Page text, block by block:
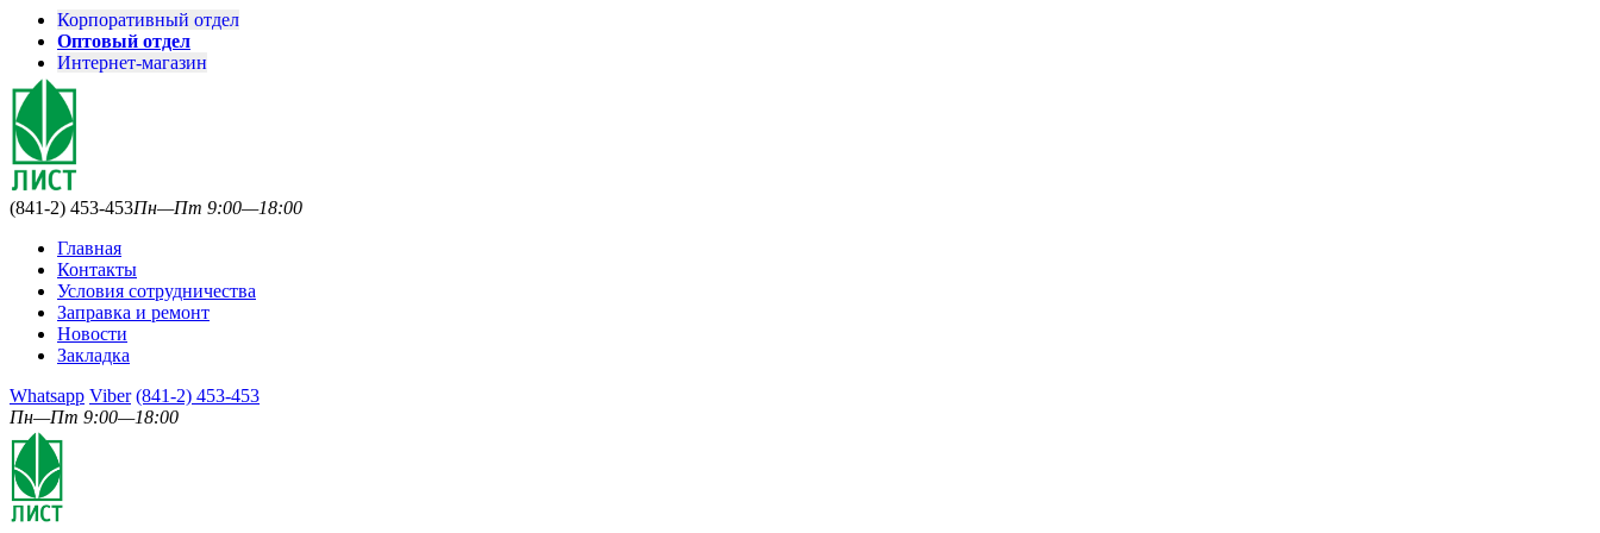
Корпоративный отдел
Оптовый отдел
Интернет-магазин
(841-2) 453-453Пн—Пт 9:00—18:00
Главная
Контакты
Условия сотрудничества
Заправка и ремонт
Новости
Закладка
Whatsapp Viber (841-2) 453-453
Пн—Пт 9:00—18:00